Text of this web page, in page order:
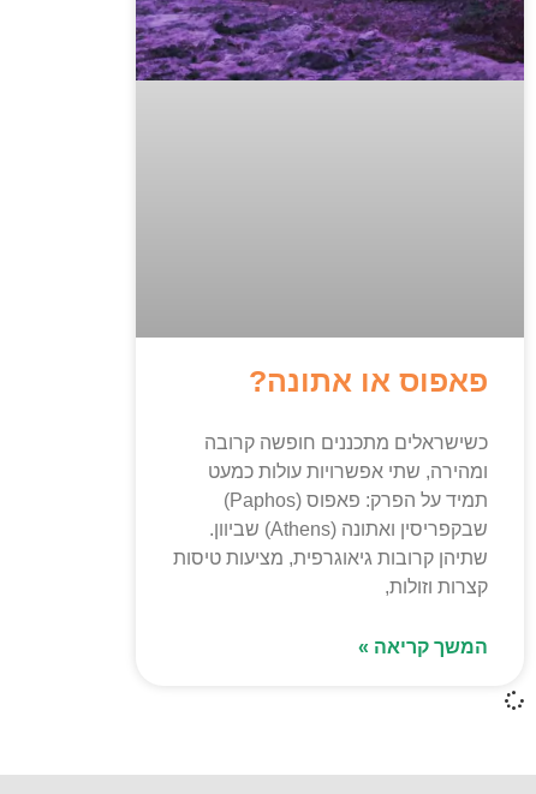
פאפוס או אתונה?
כשישראלים מתכננים חופשה קרובה
ומהירה, שתי אפשרויות עולות כמעט
תמיד על הפרק: פאפוס (Paphos)
שבקפריסין ואתונה (Athens) שביוון.
שתיהן קרובות גיאוגרפית, מציעות טיסות
קצרות וזולות,
המשך קריאה »